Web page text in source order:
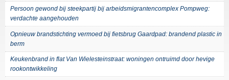
Persoon gewond bij steekpartij bij arbeidsmigrantencomplex Pompweg:
verdachte aangehouden
Opnieuw brandstichting vermoed bij fietsbrug Gaardpad: brandend plastic in
berm
Keukenbrand in flat Van Wielesteinstraat: woningen ontruimd door hevige
rookontwikkeling